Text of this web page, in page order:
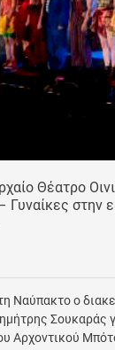
Θέατρο
Γυναίκες στην
Ναύπακτο ο
Σουκαράς
Αρχοντικού